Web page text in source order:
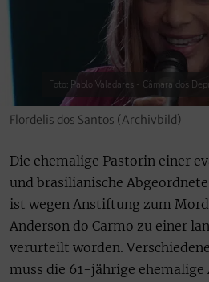
Foto: Pablo Valadares - Câmara dos
Flordelis dos Santos (Archivbild)
Die ehemalige Pastorin einer
und brasilianische
ist wegen Anstiftung zum
Anderson do Carmo zu einer
verurteilt worden.
muss die 61-jährige ehemalige